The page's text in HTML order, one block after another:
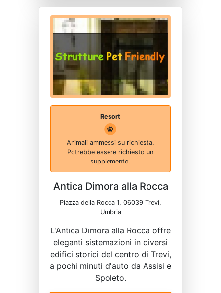
Resort
Animali ammessi su richiesta.
Potrebbe essere richiesto un
supplemento.
Antica Dimora alla Rocca
Piazza della Rocca 1, 06039 Trevi,
Umbria
L'Antica Dimora alla Rocca offre
eleganti sistemazioni in diversi
edifici storici del centro di Trevi,
a pochi minuti d'auto da Assisi e
Spoleto.